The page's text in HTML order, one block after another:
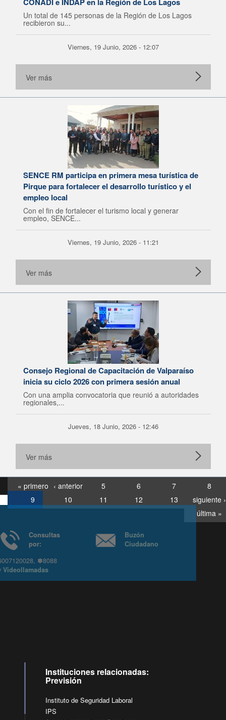
Un total de 145 personas de la Región de Los Lagos
recibieron su...
Viernes, 19 Junio, 2026 - 12:07
Ver más
SENCE RM participa en primera mesa turística de
Pirque para fortalecer el desarrollo turístico y el
empleo local
Con el fin de fortalecer el turismo local y generar
empleo, SENCE...
Viernes, 19 Junio, 2026 - 11:21
Ver más
Consejo Regional de Capacitación de Valparaíso
inicia su ciclo 2026 con primera sesión anual
Con una amplia convocatoria que reunió a autoridades
regionales,...
Jueves, 18 Junio, 2026 - 12:46
Ver más
« primero ‹ anterior 5 6 7
8
9
10 11 12 13
siguiente ›
última »
Consultas
6007120028, ✽8088
yVideollamadas
Ciudadano
Instituciones relacionadas:
Previsión
Instituto de Seguridad Laboral
IPS